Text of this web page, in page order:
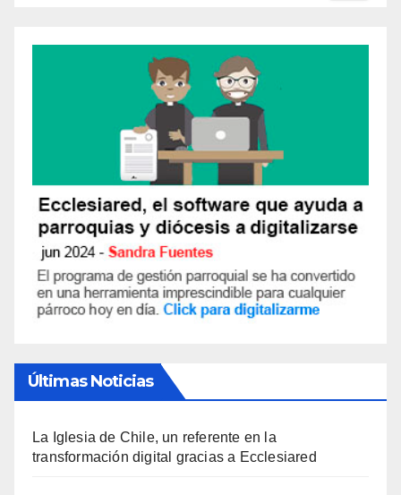
Últimas Noticias
La Iglesia de Chile, un referente en la
transformación digital gracias a Ecclesiared